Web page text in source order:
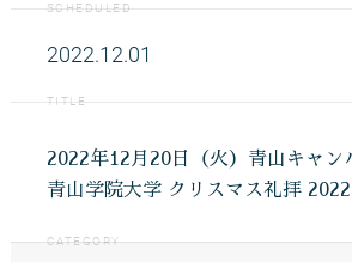
SCHEDULED
2022.12.01
TITLE
2022年12月20日（火）青山キャン
青山学院大学 クリスマス礼拝 2022
CATEGORY